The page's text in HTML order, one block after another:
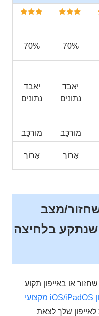
70%
70%
יאבד
נתונים
יאבד
נתונים
מוּרכָּב
מוּרכָּב
אָרוֹך אָרוֹך
שחזור/מצב
שחזור של iPhone שנתקע בלחיצה
או באייפון תקוע
תיקון iOS/iPadOS מקצועי
שלך לצאת